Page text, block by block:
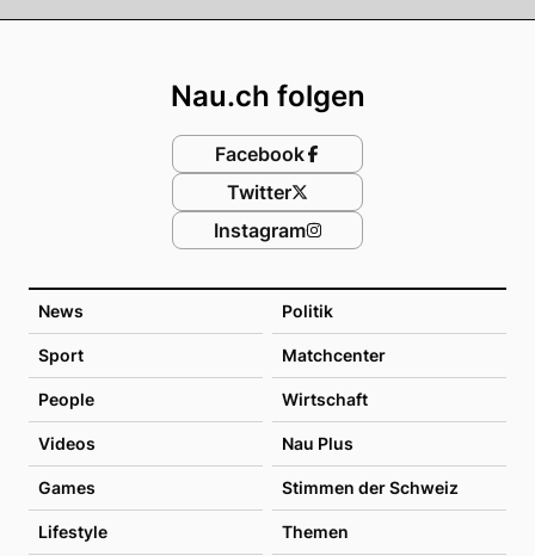
News Politik
Sport Matchcenter
People Wirtschaft
Videos Nau Plus
Games Stimmen der Schweiz
Lifestyle Themen
Nau.ch folgen
Facebook
Twitter
Instagram